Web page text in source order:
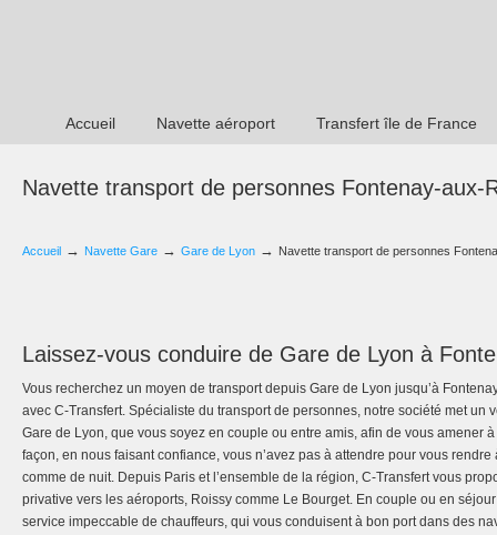
Accueil Navette aéroport Transfert île de France
Navette transport de personnes Fontenay-aux-
Accueil → Navette Gare → Gare de Lyon → Navette transport de personnes
Laissez-vous conduire de Gare de Lyon à
Vous recherchez un moyen de transport depuis Gare de Lyon jusqu’à
avec C-Transfert. Spécialiste du transport de personnes, notre société met un
Gare de Lyon, que vous soyez en couple ou entre amis, afin de vous amener
façon, en nous faisant confiance, vous n’avez pas à attendre pour vous
comme de nuit. Depuis Paris et l’ensemble de la région, C-Transfert vous
privative vers les aéroports, Roissy comme Le Bourget. En couple ou en
service impeccable de chauffeurs, qui vous conduisent à bon port dans des